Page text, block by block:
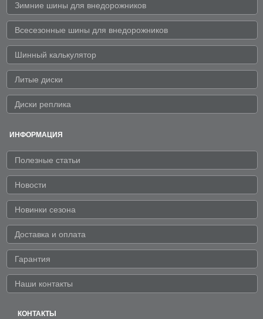
Зимние шины для внедорожников
Всесезонные шины для внедорожников
Шинный калькулятор
Литые диски
Диски реплика
ИНФОРМАЦИЯ
Полезные статьи
Новости
Новинки сезона
Доставка и оплата
Гарантия
Наши контакты
КОНТАКТЫ